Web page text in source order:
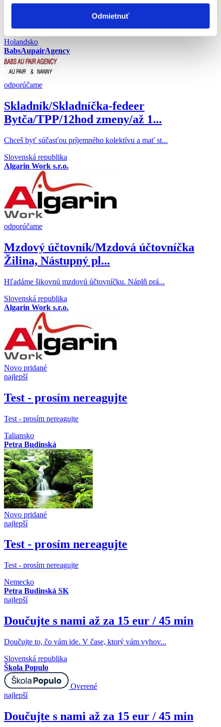
Odmietnuť
ŽIADNE POPLATK...
Holandsko
BabsAupairAgency
odporúčame
Skladník/Skladníčka-fedeer
Bytča/TPP/12hod zmeny/až 1...
Chceš byť súčasťou príjemného kolektívu a mať st...
Slovenská republika
Algarin Work s.r.o.
odporúčame
Mzdový účtovník/Mzdová účtovníčka
Žilina, Nástupný pl...
​Hľadáme šikovnú mzdovú účtovníčku. Náplň prá...
Slovenská republika
Algarin Work s.r.o.
Novo pridané
najlepší
Test - prosím nereagujte
Test - prosím nereagujte
Taliansko
Petra Budinská
Novo pridané
najlepší
Test - prosím nereagujte
Test - prosím nereagujte
Nemecko
Petra Budinská SK
najlepší
Doučujte s nami až za 15 eur / 45 min
Doučujte to, čo vám ide. V čase, ktorý vám vyhov...
Slovenská republika
Škola Populo
Overené
najlepší
Doučujte s nami až za 15 eur / 45 min